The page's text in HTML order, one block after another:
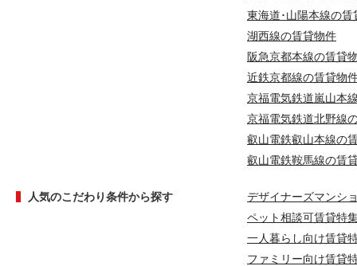
東海道･山陽本線の賃
湖西線の賃貸物件
阪急京都本線の賃貸
近鉄京都線の賃貸物
京福電気鉄道嵐山本
京福電気鉄道北野線
叡山電鉄叡山本線の
叡山電鉄鞍馬線の賃
人気のこだわり条件から探す
デザイナーズマンシ
ペット相談可賃貸特
一人暮らし向け賃貸
ファミリー向け賃貸